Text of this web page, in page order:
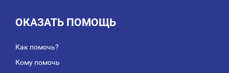
ОКАЗАТЬ ПОМОЩЬ
Как помочь?
Кому помочь